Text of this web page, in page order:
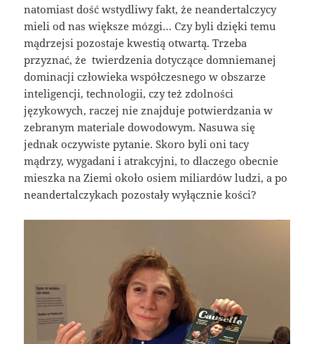
natomiast dość wstydliwy fakt, że neandertalczycy
mieli od nas większe mózgi… Czy byli dzięki temu
mądrzejsi pozostaje kwestią otwartą. Trzeba
przyznać, że twierdzenia dotyczące domniemanej
dominacji człowieka współczesnego w obszarze
inteligencji, technologii, czy też zdolności
językowych, raczej nie znajduje potwierdzania w
zebranym materiale dowodowym. Nasuwa się
jednak oczywiste pytanie. Skoro byli oni tacy
mądrzy, wygadani i atrakcyjni, to dlaczego obecnie
mieszka na Ziemi około osiem miliardów ludzi, a po
neandertalczykach pozostały wyłącznie kości?